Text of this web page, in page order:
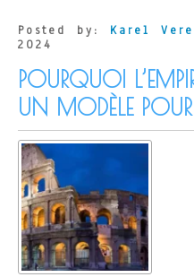
Posted by: Karel
2024
POURQUOI
UN MODÈLE